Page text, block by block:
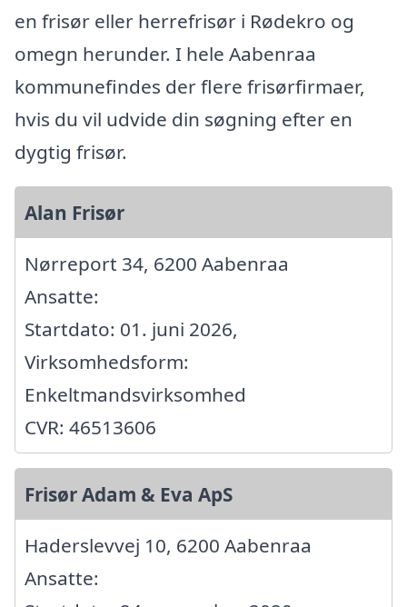
en frisør eller herrefrisør i Rødekro og
omegn herunder. I hele Aabenraa
kommunefindes der flere frisørfirmaer,
hvis du vil udvide din søgning efter en
dygtig frisør.
Alan Frisør
Nørreport 34, 6200 Aabenraa
Ansatte:
Startdato: 01. juni 2026,
Virksomhedsform:
Enkeltmandsvirksomhed
CVR: 46513606
Frisør Adam & Eva ApS
Haderslevvej 10, 6200 Aabenraa
Ansatte: